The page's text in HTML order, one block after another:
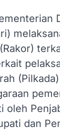
oleh
dan